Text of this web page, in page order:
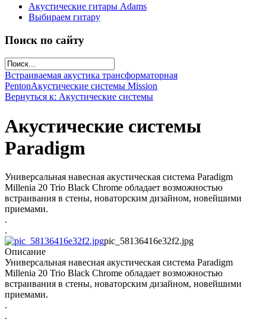
Акустические гитары Adams
Выбираем гитару
Поиск по сайту
Встраиваемая акустика трансформаторная
PentonАкустические системы Mission
Вернуться к: Акустические системы
Акустические системы
Paradigm
Универсальная навесная акустическая система Paradigm
Millenia 20 Trio Black Chrome обладает возможностью
встраивания в стены, новаторским дизайном, новейшими
приемами.
.
.
pic_58136416e32f2.jpg
Описание
Универсальная навесная акустическая система Paradigm
Millenia 20 Trio Black Chrome обладает возможностью
встраивания в стены, новаторским дизайном, новейшими
приемами.
.
.